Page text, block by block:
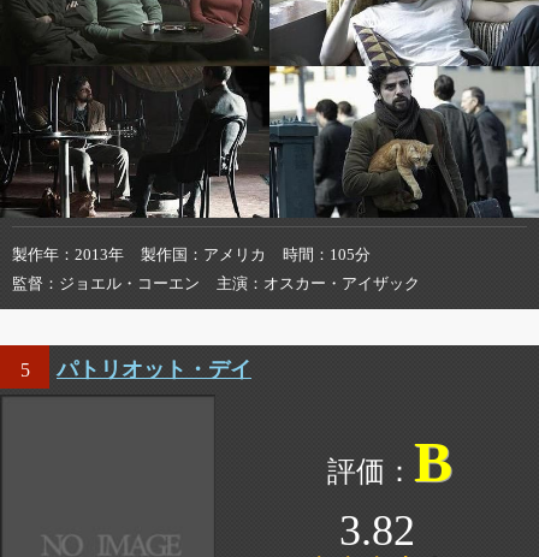
製作年 2013年 製作国 アメリカ 時間
105分
監督
ジョエル・コーエン 主演 オスカー・アイザック
5 パトリオット・デイ
B
3.82